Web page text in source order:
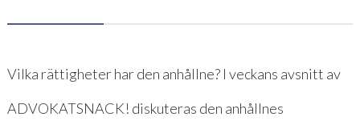
Vilka rättigheter har den anhållne? I veckans avsnitt av
ADVOKATSNACK! diskuteras den anhållnes